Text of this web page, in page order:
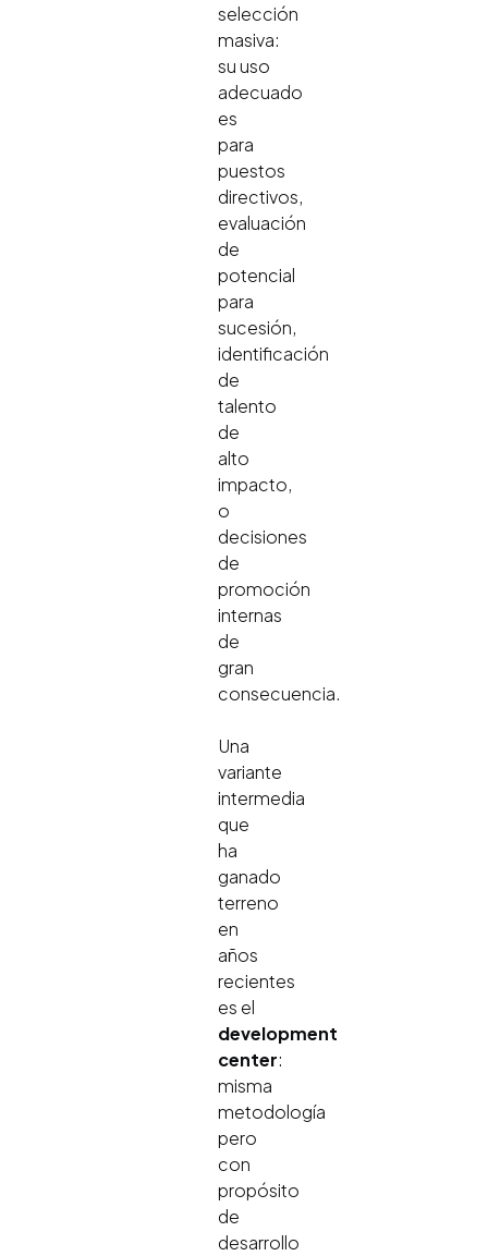
selección
masiva:
su uso
adecuado
es
para
puestos
directivos,
evaluación
de
potencial
para
sucesión,
identificación
de
talento
de
alto
impacto,
o
decisiones
de
promoción
internas
de
gran
consecuencia.
Una
variante
intermedia
que
ha
ganado
terreno
en
años
recientes
es el
development
center:
misma
metodología
pero
con
propósito
de
desarrollo